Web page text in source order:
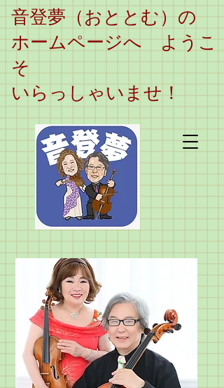
​音登夢（おととむ）の
ホームページへ ようこ
そ
いらっしゃいませ！